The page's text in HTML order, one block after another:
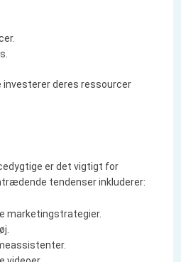
investerer deres ressourcer
er det vigtigt for
tendenser inkluderer:
marketingstrategier.